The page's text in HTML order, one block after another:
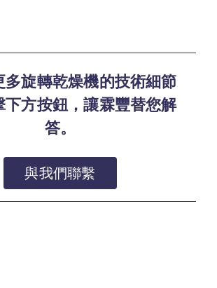
多旋轉乾燥機的技術細節
下方按鈕，讓霖豐替您解
答。
與我們聯繫